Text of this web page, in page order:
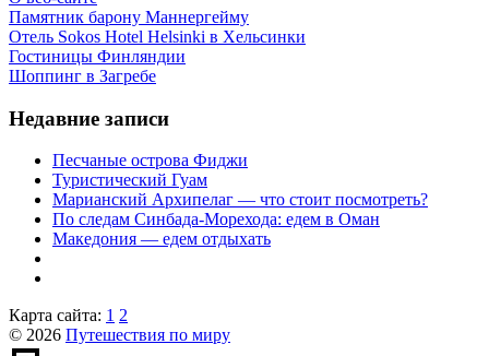
Памятник барону Маннергейму
Отель Sokos Hotel Helsinki в Хельсинки
Гостиницы Финляндии
Шоппинг в Загребе
Недавние записи
Песчаные острова Фиджи
Туристический Гуам
Марианский Архипелаг — что стоит посмотреть?
По следам Синбада-Морехода: едем в Оман
Македония — едем отдыхать
Карта сайта: 1 2
© 2026 Путешествия по миру